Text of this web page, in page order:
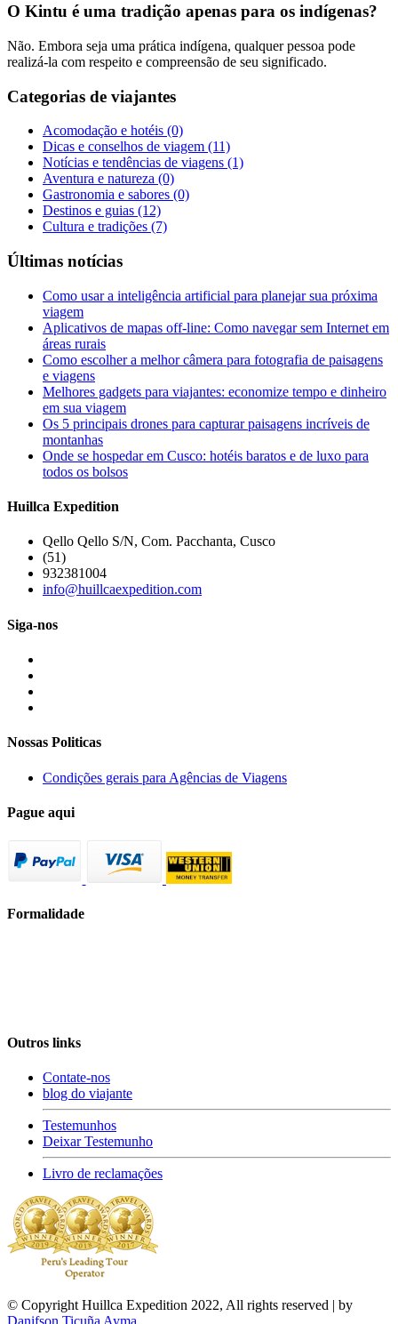
O Kintu é uma tradição apenas para os indígenas?
Não. Embora seja uma prática indígena, qualquer pessoa pode
realizá-la com respeito e compreensão de seu significado.
Categorias de viajantes
Acomodação e hotéis (0)
Dicas e conselhos de viagem (11)
Notícias e tendências de viagens (1)
Aventura e natureza (0)
Gastronomia e sabores (0)
Destinos e guias (12)
Cultura e tradições (7)
Últimas notícias
Como usar a inteligência artificial para planejar sua próxima
viagem
Aplicativos de mapas off-line: Como navegar sem Internet em
áreas rurais
Como escolher a melhor câmera para fotografia de paisagens
e viagens
Melhores gadgets para viajantes: economize tempo e dinheiro
em sua viagem
Os 5 principais drones para capturar paisagens incríveis de
montanhas
Onde se hospedar em Cusco: hotéis baratos e de luxo para
todos os bolsos
Huillca Expedition
Qello Qello S/N, Com. Pacchanta, Cusco
(51)
932381004
info@huillcaexpedition.com
Siga-nos
Nossas Politicas
Condições gerais para Agências de Viagens
Pague aqui
Formalidade
Outros links
Contate-nos
blog do viajante
Testemunhos
Deixar Testemunho
Livro de reclamações
© Copyright Huillca Expedition 2022, All rights reserved | by
Danifson Ticuña Ayma